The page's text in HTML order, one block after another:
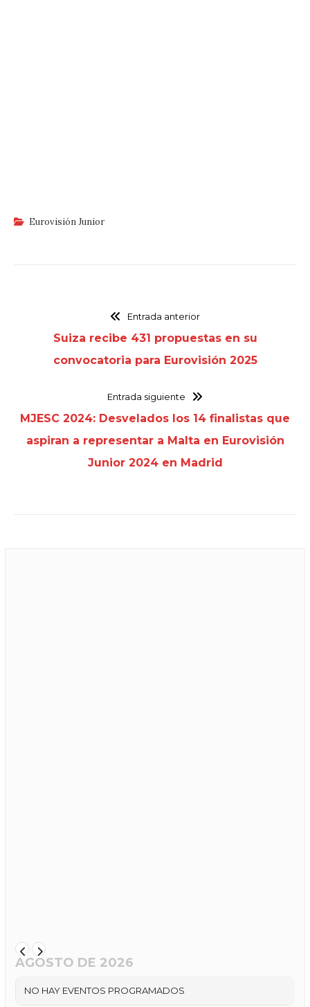
Eurovisión Junior
Entrada anterior
Suiza recibe 431 propuestas en su
convocatoria para Eurovisión 2025
Entrada siguiente
MJESC 2024: Desvelados los 14 finalistas que
aspiran a representar a Malta en Eurovisión
Junior 2024 en Madrid
AGOSTO DE 2026
NO HAY EVENTOS PROGRAMADOS